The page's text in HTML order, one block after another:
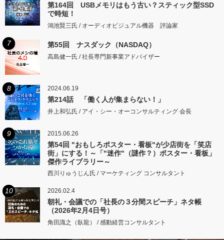
第164回 USBメモリはもう古い？スティック型SSD
で時短！
鴻池賢三氏 / オーディオビジュアル機器 評論家
7 第55回 ナスダック（NASDAQ）
高島健一氏 / 社長専門新事業アドバイザー
8 2024.06.19
第214話 「働く人が集まらない！」
井上和弘氏 / アイ・シー・オーコンサルティング 会長
9 2015.06.26
第54回 "おもしろポスター・看板"が少店街を「笑店
街」にする！～「"迷作"（謎作？）ポスター・看板」
傑作ライブラリー～
西川りゅうじん氏 / マーケティング コンサルタント
10 2026.02.4
朝礼・会議での「社長の３分間スピーチ」ネタ帳
（2026年2月4日号）
角田識之（臥龍） / 感動経営コンサルタント